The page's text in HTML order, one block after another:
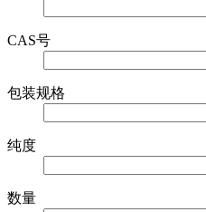
CAS号
包装规格
纯度
数量